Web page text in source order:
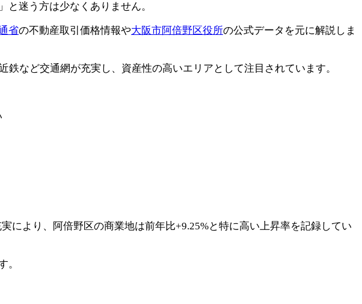
迷う方は少なくありません。
省の不動産取引価格情報や大阪市阿倍野区役所の公式データを元に解説しま
など交通網が充実し、資産性の高いエリアとして注目されています。
により、阿倍野区の商業地は前年比+9.25%と特に高い上昇率を記録してい
。